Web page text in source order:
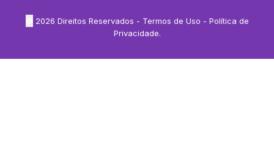
2026 Direitos Reservados - Termos de Uso - Política de
Privacidade.